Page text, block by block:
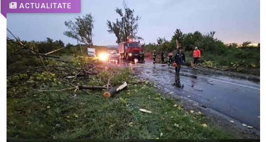
ACTUALITATE